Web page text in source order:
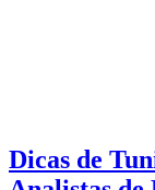
Dicas de